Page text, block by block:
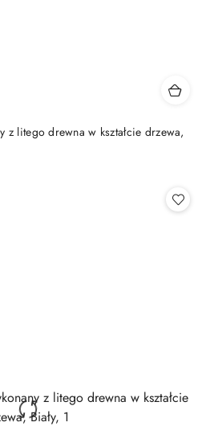
z litego drewna w kształcie drzewa,